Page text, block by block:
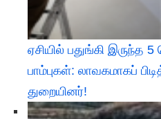
ஏசியில் பதுங்கி இருந்த
பாம்புகள்: லாவகமாகப்
துறையினர்!